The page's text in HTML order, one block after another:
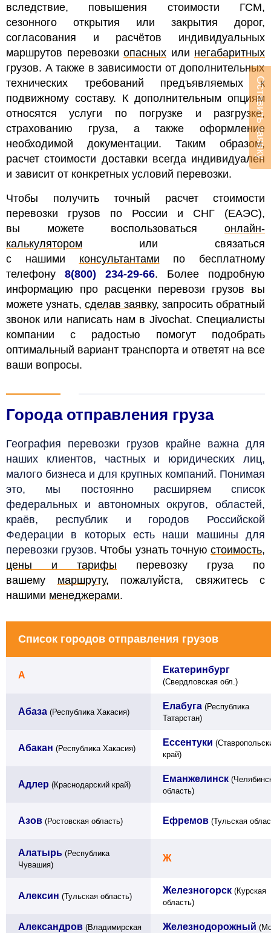
вследствие, повышения стоимости ГСМ,
сезонного открытия или закрытия дорог,
согласования и расчётов индивидуальных
маршрутов перевозки опасных или негабаритных
грузов. А также в зависимости от дополнительных
технических требований предъявляемых к
подвижному составу. К дополнительным опциям
относятся услуги по погрузке и разгрузке,
страхованию груза, а также оформление
необходимой документации.
Таким образом,
расчет стоимости доставки всегда индивидуален
и зависит от конкретных условий перевозки.
Чтобы получить точный расчет стоимости
перевозки грузов по России и СНГ (ЕАЭС),
вы можете воспользоваться онлайн-
калькулятором или связаться
с нашими консультантами по бесплатному
телефону 8(800) 234-29-66. Более подробную
информацию про расценки перевози грузов вы
можете узнать, сделав заявку, запросить обратный
звонок или написать нам в Jivochat. Специалисты
компании с радостью помогут подобрать
оптимальный вариант транспорта и ответят на все
ваши вопросы.
Города отправления груза
География перевозки грузов крайне важна для
наших клиентов, частных и юридических лиц,
малого бизнеса и для крупных компаний. Понимая
это, мы постоянно расширяем список
федеральных и автономных округов, областей,
краёв, республик и городов Российской
Федерации в которых есть наши машины для
перевозки грузов. Чтобы узнать точнуюстоимость,
цены и тарифы перевозку груза по
вашему маршруту, пожалуйста, свяжитесь с
нашими менеджерами.
Список городов отправления грузов
А
Екатеринбург
(Свердловская обл.)
Абаза (Республика Хакасия)
Елабуга (Республика
Татарстан)
Абакан (Республика Хакасия)
Ессентуки
край)
Адлер (Краснодарский край)
Еманжелинск
область)
Азов (Ростовская область) Ефремов (Тульская
Алатырь (Республика
Чувашия)
Ж
Алексин (Тульская область)
Железногорск (Курская
область)
Александров (Владимирская Железнодорожный
Оставить заявку